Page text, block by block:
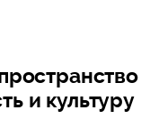
и культуру